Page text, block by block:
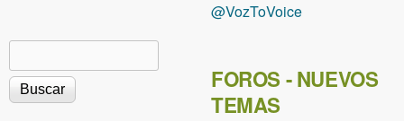
Formulario de búsqueda
@VozToVoice
FOROS - NUEVOS
TEMAS